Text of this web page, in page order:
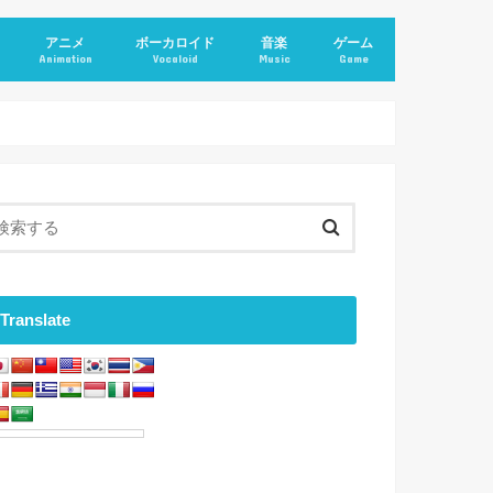
アニメ
Animation
ボーカロイド
Vocaloid
音楽
Music
ゲーム
Game
Translate